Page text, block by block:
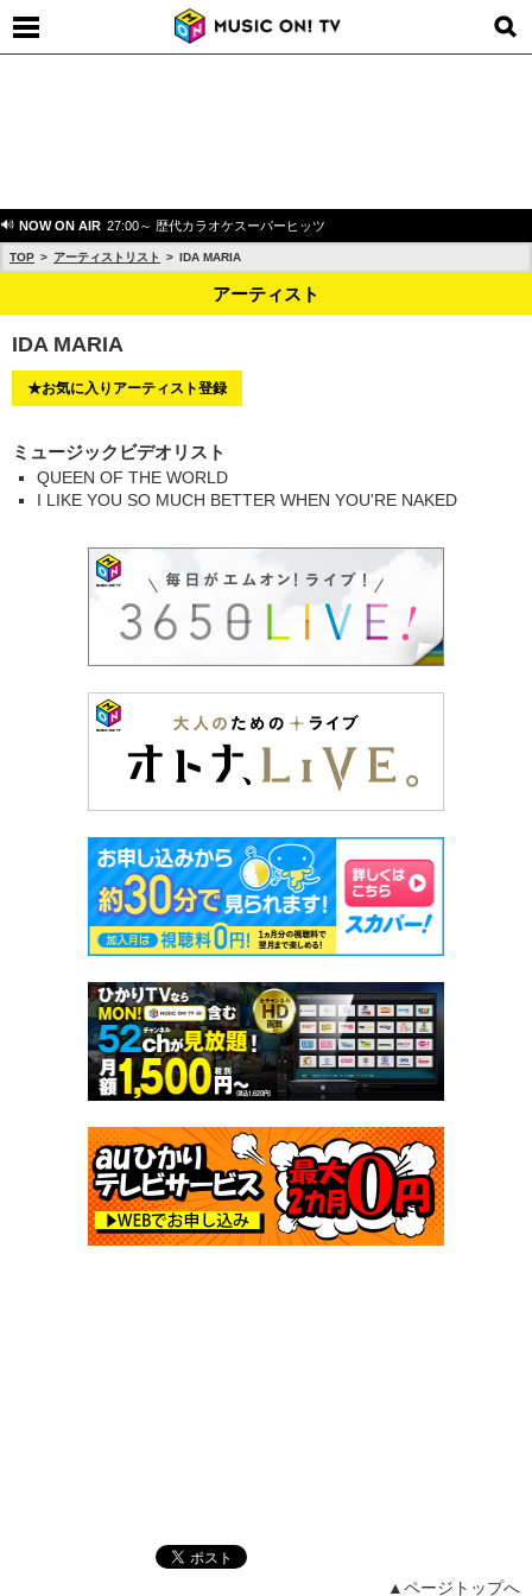
NOW ON AIR 27:00～ 歴代カラオケスーパーヒッツ
TOP アーティストリスト IDA MARIA
アーティスト
IDA MARIA
★お気に入りアーティスト登録
ミュージックビデオリスト
QUEEN OF THE WORLD
I LIKE YOU SO MUCH BETTER WHEN YOU'RE NAKED
▲ページトップへ